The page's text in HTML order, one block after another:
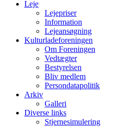
Leje
Lejepriser
Information
Lejeansøgning
Kulturladeforeningen
Om Foreningen
Vedtægter
Bestyrelsen
Bliv medlem
Persondatapolitik
Arkiv
Galleri
Diverse links
Stjernesimulering